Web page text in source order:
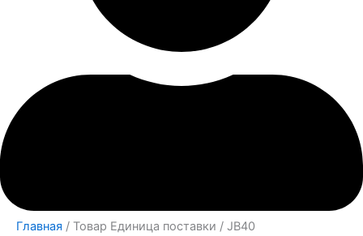
Главная / Товар Единица поставки / JB40